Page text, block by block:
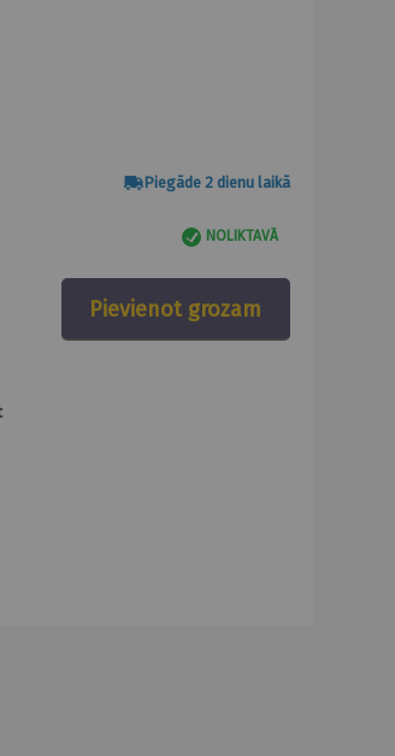
Piegāde 2 dienu laikā
NOLIKTAVĀ
Pievienot grozam